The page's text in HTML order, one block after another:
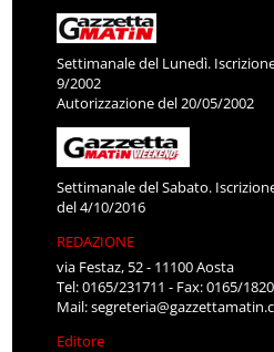
Settimanale del Lunedì.
9/2002
Autorizzazione del 20/05/2002
Settimanale del Sabato.
del 4/10/2016
REDAZIONE
via Festaz, 52 - 11100 Aosta
Tel: 0165/231711 - Fax: 0165/
Mail:
Editore